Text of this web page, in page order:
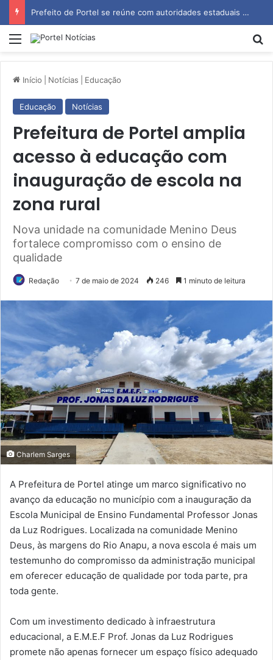
Prefeito de Portel se reúne com autoridades estaduais para tratar de obras e inauguração de escola
Menu
Início Notícias Educação
Educação Notícias
Prefeitura de Portel amplia
acesso à educação com
inauguração de escola na
zona rural
Nova unidade na comunidade Menino Deus
fortalece compromisso com o ensino de
qualidade
Redação 7 de maio de 2024 246 1 minuto de leitura
Charlem Sarges
A Prefeitura de Portel atinge um marco significativo no
avanço da educação no município com a inauguração da
Escola Municipal de Ensino Fundamental Professor Jonas
da Luz Rodrigues. Localizada na comunidade Menino
Deus, às margens do Rio Anapu, a nova escola é mais um
testemunho do compromisso da administração municipal
em oferecer educação de qualidade por toda parte, pra
toda gente.
Com um investimento dedicado à infraestrutura
educacional, a E.M.E.F Prof. Jonas da Luz Rodrigues
promete não apenas fornecer um espaço físico adequado